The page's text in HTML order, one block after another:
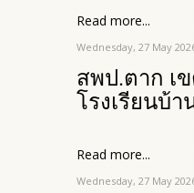
Read more...
Wednesday, 27 May
สพป.ตาก เ
โรงเรียนบ้
Read more...
Wednesday, 27 May